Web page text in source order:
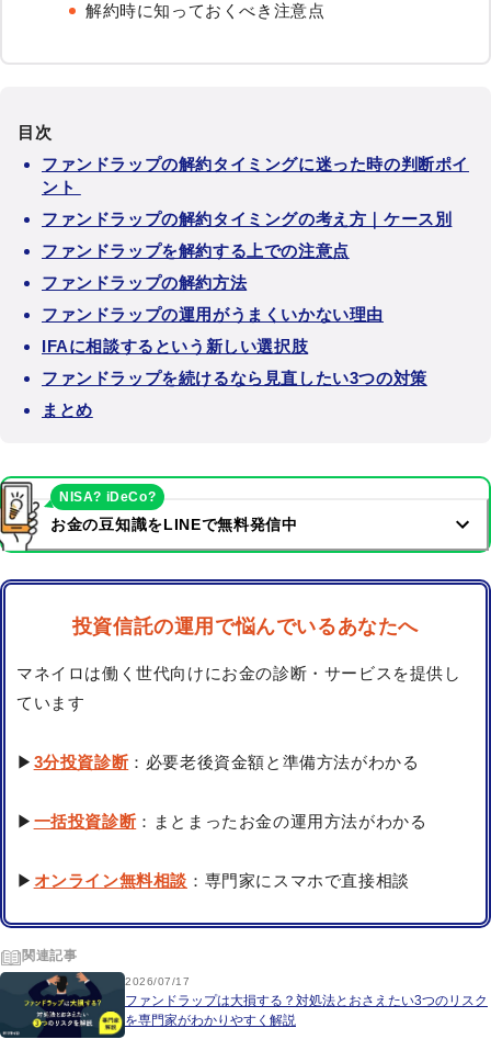
解約時に知っておくべき注意点
目次
ファンドラップの解約タイミングに迷った時の判断ポイ
ント
ファンドラップの解約タイミングの考え方｜ケース別
ファンドラップを解約する上での注意点
ファンドラップの解約方法
ファンドラップの運用がうまくいかない理由
IFAに相談するという新しい選択肢
ファンドラップを続けるなら見直したい3つの対策
まとめ
お金の豆知識をLINEで無料発信中
NISA? iDeCo?
投資信託の運用で悩んでいるあなたへ
マネイロは働く世代向けにお金の診断・サービスを提供し
ています
▶ 3分投資診断：必要老後資金額と準備方法がわかる
▶ 一括投資診断：まとまったお金の運用方法がわかる
▶ オンライン無料相談 ：専門家にスマホで直接相談
関連記事
2026/07/17
ファンドラップは大損する？対処法とおさえたい3つのリスク
を専門家がわかりやすく解説